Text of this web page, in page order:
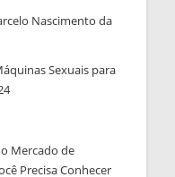
Nascimento da
Sexuais para
Mercado de
Precisa Conhecer